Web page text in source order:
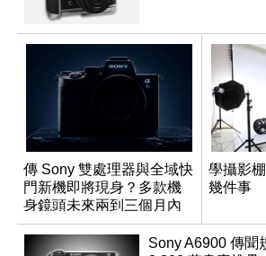
傳 Sony 雙處理器與全域快
門新機即將現身？多款機
身鏡頭未來兩到三個月內
有望登場
學攝影
幾件事
Sony A6900 傳聞